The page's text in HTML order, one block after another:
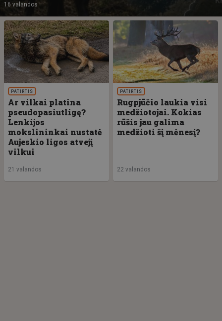
16 valandos
PATIRTIS
Ar vilkai platina
pseudopasiutligę?
Lenkijos
mokslininkai nustatė
Aujeskio ligos atvejį
vilkui
21 valandos
PATIRTIS
Rugpjūčio laukia visi
medžiotojai. Kokias
rūšis jau galima
medžioti šį mėnesį?
22 valandos